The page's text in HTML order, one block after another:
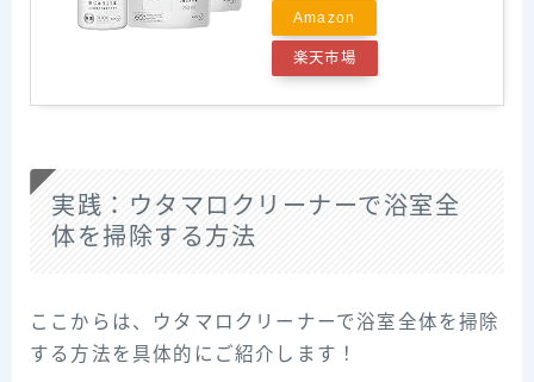
Amazon
楽天市場
実践：ウタマロクリーナーで浴室全
体を掃除する方法
ここからは、ウタマロクリーナーで浴室全体を掃除
する方法を具体的にご紹介します！